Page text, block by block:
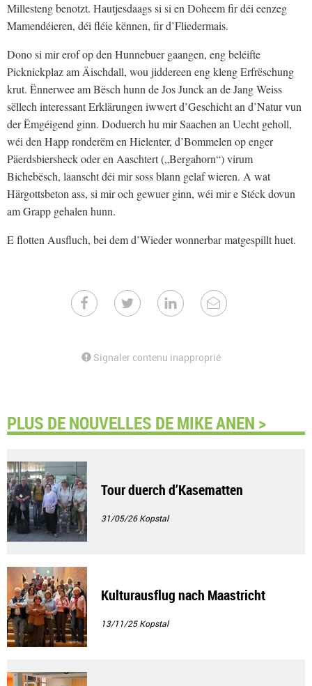
Millesteng benotzt. Hautjesdaags si si en Doheem fir déi eenzeg
Mamendéieren, déi fléie kënnen, fir d’Fliedermais.
Dono si mir erof op den Hunnebuer gaangen, eng beléifte
Picknickplaz am Äischdall, wou jiddereen eng kleng Erfrëschung
krut. Ënnerwee am Bësch hunn de Jos Junck an de Jang Weiss
sëllech interessant Erklärungen iwwert d’Geschicht an d’Natur vun
der Ëmgéigend ginn. Doduerch hu mir Saachen an Uecht geholl,
wéi den Happ ronderëm en Hielenter, d’Bommelen op enger
Päerdsbiersheck oder en Aaschtert („Bergahorn“) virum
Bichebësch, laanscht déi mir soss blann gelaf wieren. A wat
Härgottsbeton ass, si mir och gewuer ginn, wéi mir e Stéck dovun
am Grapp gehalen hunn.
E flotten Ausfluch, bei dem d’Wieder wonnerbar matgespillt huet.
Signaler contenu inapproprié
PLUS DE NOUVELLES DE MIKE ANEN >
Tour duerch d’Kasematten
31/05/26Kopstal
Kulturausflug nach Maastricht
13/11/25Kopstal